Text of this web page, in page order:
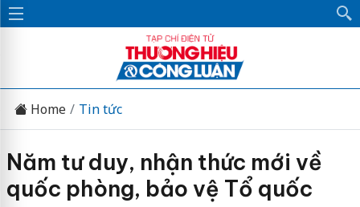
Home Tin tức
Năm tư duy, nhận thức mới về
quốc phòng, bảo vệ Tổ quốc